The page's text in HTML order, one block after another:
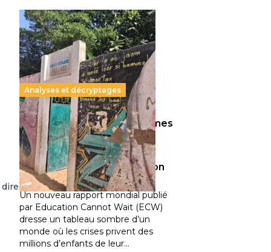
Analyses et décryptages
258 millions d’enfants victimes
de la guerre, des chocs
climatiques et des
déplacements de population
11 juillet 2026 -National
Un nouveau rapport mondial publié
par Education Cannot Wait (ECW)
dresse un tableau sombre d’un
monde où les crises privent des
millions d’enfants de leur…